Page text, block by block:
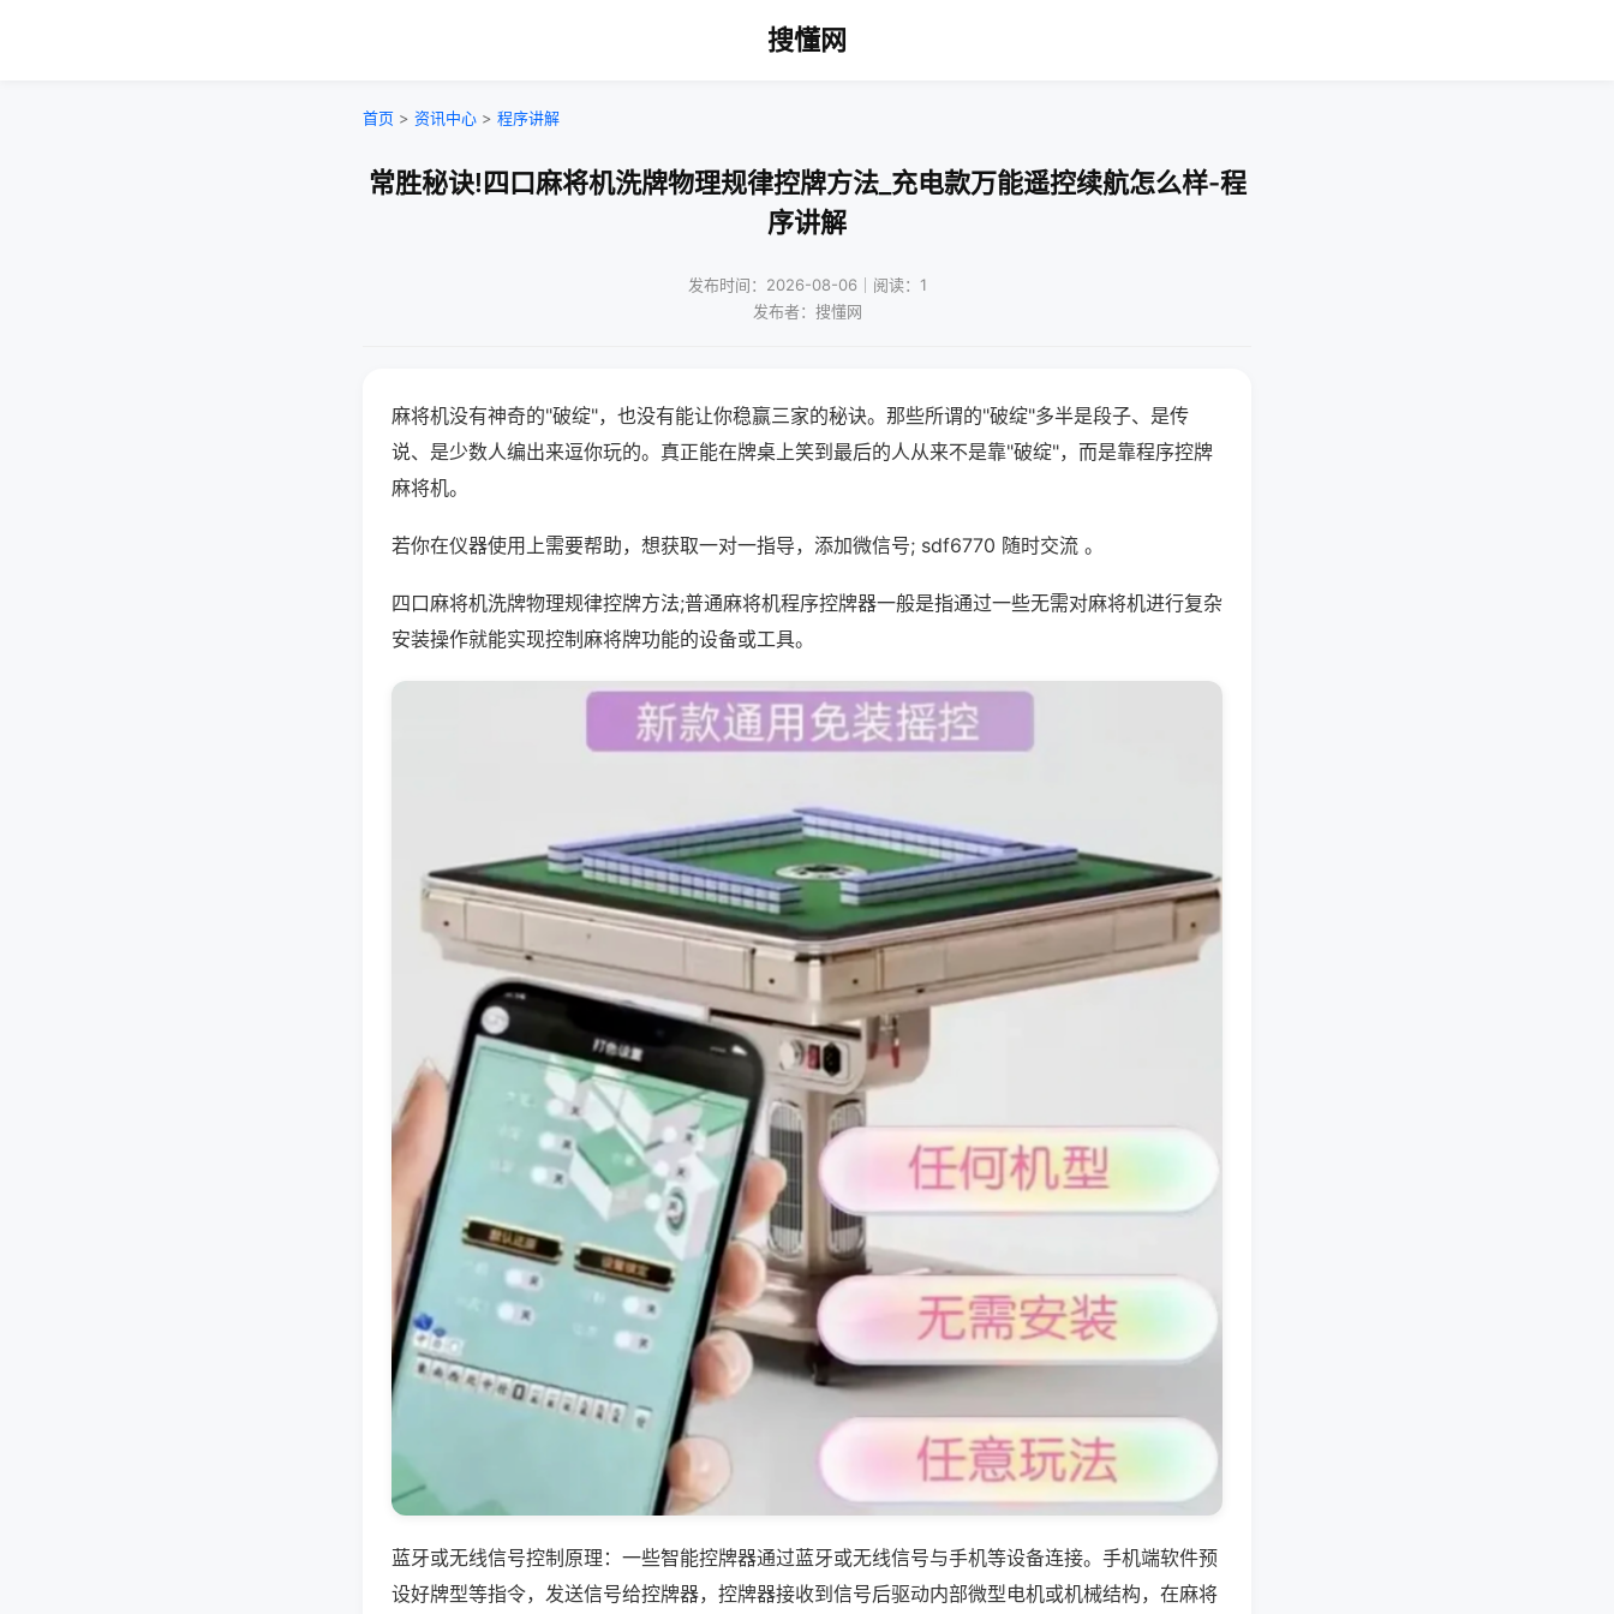
搜懂网
首页 > 资讯中心 > 程序讲解
常胜秘诀!四口麻将机洗牌物理规律控牌方法_充电款万能遥控续航怎么样-程
序讲解
发布时间：2026-08-06｜阅读：1
发布者：搜懂网
麻将机没有神奇的"破绽"，也没有能让你稳赢三家的秘诀。那些所谓的"破绽"多半是段子、是传
说、是少数人编出来逗你玩的。真正能在牌桌上笑到最后的人从来不是靠"破绽"，而是靠程序控牌
麻将机。
若你在仪器使用上需要帮助，想获取一对一指导，添加微信号; sdf6770 随时交流 。
四口麻将机洗牌物理规律控牌方法;普通麻将机程序控牌器一般是指通过一些无需对麻将机进行复杂
安装操作就能实现控制麻将牌功能的设备或工具。
蓝牙或无线信号控制原理：一些智能控牌器通过蓝牙或无线信号与手机等设备连接。手机端软件预
设好牌型等指令，发送信号给控牌器，控牌器接收到信号后驱动内部微型电机或机械结构，在麻将